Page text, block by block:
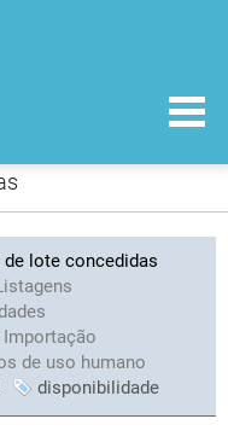
de lote concedidas
Importação
de uso humano
disponibilidade